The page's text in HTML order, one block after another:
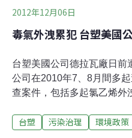
2012年12月06日
毒氣外洩累犯 台塑美國
台塑美國公司德拉瓦廠日前
公司在2010年7、8月間多
查案件，包括多起氯乙烯外
首，1985年，還因屢次違
台塑 污染治理 環境政策